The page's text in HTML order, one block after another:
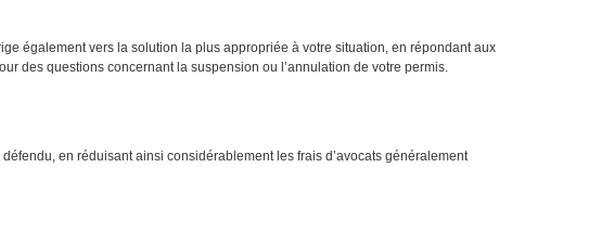
également vers la solution la plus appropriée à votre situation, en répondant aux
des questions concernant la suspension ou l’annulation de votre permis.
en réduisant ainsi considérablement les frais d’avocats généralement